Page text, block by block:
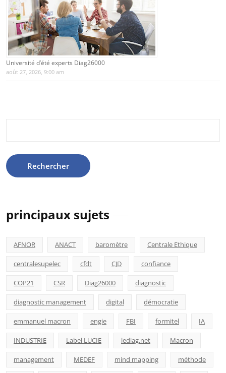
Université d’été experts Diag26000
août 27, 2026, 9:00 am
principaux sujets
AFNOR ANACT baromètre Centrale Ethique
centralesupelec cfdt CJD confiance
COP21 CSR Diag26000 diagnostic
diagnostic management digital démocratie
emmanuel macron engie FBI formitel IA
INDUSTRIE Label LUCIE lediag.net Macron
management MEDEF mind mapping méthode